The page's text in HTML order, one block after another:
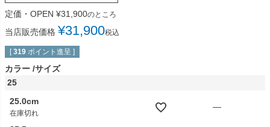
定価・OPEN ¥31,900のところ
当店販売価格 ¥31,900税込
[ 319 ポイント進呈 ]
カラー サイズ
25
25.0cm
在庫切れ
—